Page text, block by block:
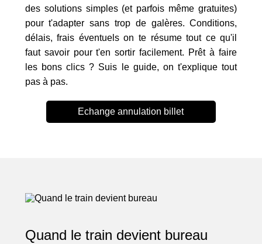
des solutions simples (et parfois même gratuites)
pour t'adapter sans trop de galères. Conditions,
délais, frais éventuels on te résume tout ce qu'il
faut savoir pour t'en sortir facilement. Prêt à faire
les bons clics ? Suis le guide, on t'explique tout
pas à pas.
Echange annulation billet
Quand le train devient bureau